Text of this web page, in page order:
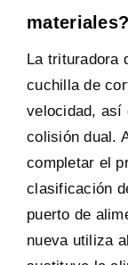
materiales?
La trituradora
cuchilla de
velocidad, así
colisión dual.
completar el
clasificación
puerto de
nueva utiliza